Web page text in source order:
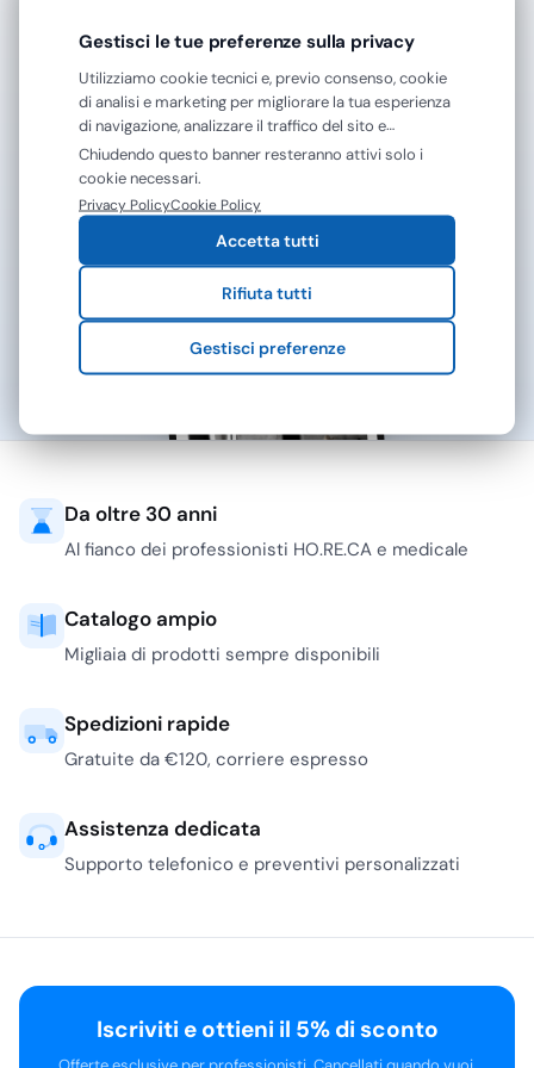
impronte e residui di
unto leggero senza
richiedere una forte
quantità di prodotto
chimico. La resa
dipende dalla struttura
del tessuto: una trama
frenare sul vetro, una
spostare lo sporco
invece di catturarlo. Per
cercare un panno
fibre e che lavori bene
sia leggermente umido
sia in asciugatura.
spesso descritte anche
con valori in micron,
film lasciato da mani,
vapore e detergenti. Nei
contesti con molte
come sale colazione, hall,
ascensori e bagni
soprattutto finire bene:
finale è quella che
decide se il vetro risulta
pulito o se mostra
—MilanoFinanza.it
Da oltre 30 anni
Al fianco dei professionisti HO.RE.CA e medicale
Catalogo ampio
Migliaia di prodotti sempre disponibili
Spedizioni rapide
Gratuite da €120, corriere espresso
Assistenza dedicata
Supporto telefonico e preventivi personalizzati
Iscriviti e ottieni il 5% di sconto
Gestisci le tue preferenze sulla privacy
Utilizziamo cookie tecnici e, previo consenso, cookie
di analisi e marketing per migliorare la tua esperienza
di navigazione, analizzare il traffico del sito e
mostrarti contenuti e pubblicità personalizzati. Puoi
accettare tutti i cookie oppure gestire le tue
preferenze. Puoi modificare o revocare il consenso in
qualsiasi momento.
Chiudendo questo banner resteranno attivi solo i
cookie necessari.
Privacy PolicyCookie Policy
Accetta tutti
Rifiuta tutti
Gestisci preferenze